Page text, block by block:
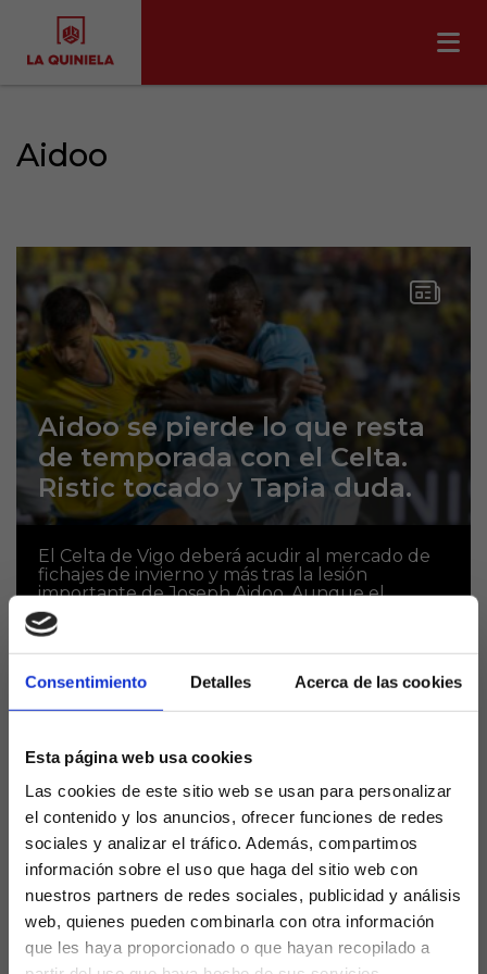
Consentimiento Detalles Acerca de las cookies
Esta página web usa cookies
Las cookies de este sitio web se usan para personalizar
el contenido y los anuncios, ofrecer funciones de redes
sociales y analizar el tráfico. Además, compartimos
información sobre el uso que haga del sitio web con
nuestros partners de redes sociales, publicidad y análisis
web, quienes pueden combinarla con otra información
que les haya proporcionado o que hayan recopilado a
Aidoo
Aidoo se pierde lo que resta
de temporada con el Celta.
Ristic tocado y Tapia duda.
El Celta de Vigo deberá acudir al mercado de
fichajes de invierno y más tras la lesión
importante de Joseph Aidoo. Aunque el
futbolista no era uno de los favoritos...
Tapia y Aidoo fuera de los
planes de Benítez